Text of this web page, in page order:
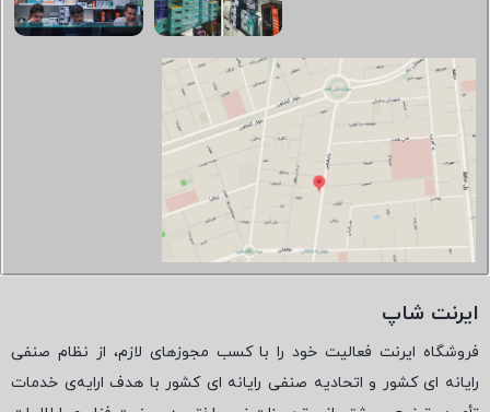
ایرنت شاپ
فروشگاه ایرنت فعالیت خود را با کسب مجوزهای لازم، از نظام صنفی
رایانه ای کشور و اتحادیه صنفی رایانه ای کشور با هدف ارایه‌ی خدمات